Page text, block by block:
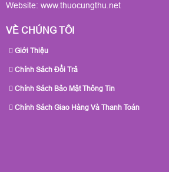
Website: www.thuocungthu.net
VỀ CHÚNG TÔI
Giới Thiệu
Chính Sách Đổi Trả
Chính Sách Bảo Mật Thông Tin
Chính Sách Giao Hàng Và Thanh Toán